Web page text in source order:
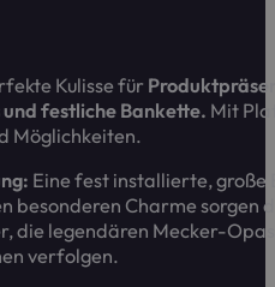
Kulisse für
festliche Bankette. Mit
Möglichkeiten.
Eine fest installierte, große
besonderen Charme sorgen
die legendären Mecker-
verfolgen.